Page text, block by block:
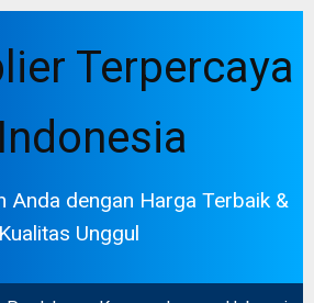
Terpercaya
Anda dengan Harga Terbaik &
Kualitas Unggul